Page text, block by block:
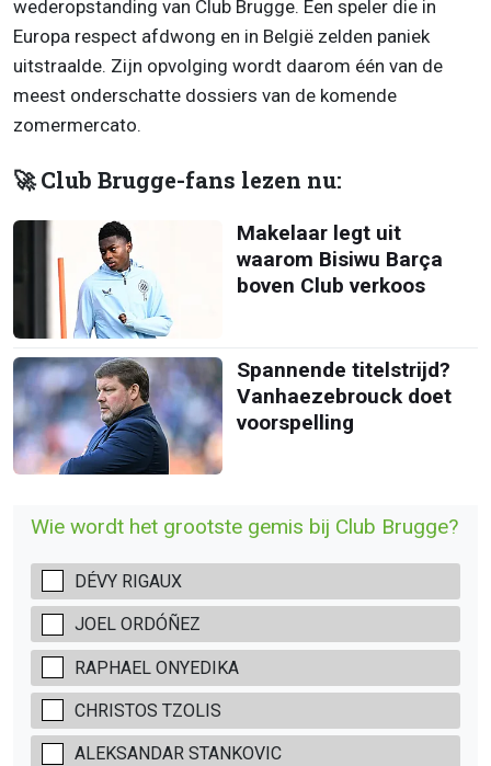
wederopstanding van Club Brugge. Een speler die in
Europa respect afdwong en in België zelden paniek
uitstraalde. Zijn opvolging wordt daarom één van de
meest onderschatte dossiers van de komende
zomermercato.
🚀 Club Brugge-fans lezen nu:
Makelaar legt uit
waarom Bisiwu Barça
boven Club verkoos
Spannende titelstrijd?
Vanhaezebrouck doet
voorspelling
Wie wordt het grootste gemis bij Club Brugge?
DÉVY RIGAUX
JOEL ORDÓÑEZ
RAPHAEL ONYEDIKA
CHRISTOS TZOLIS
ALEKSANDAR STANKOVIC